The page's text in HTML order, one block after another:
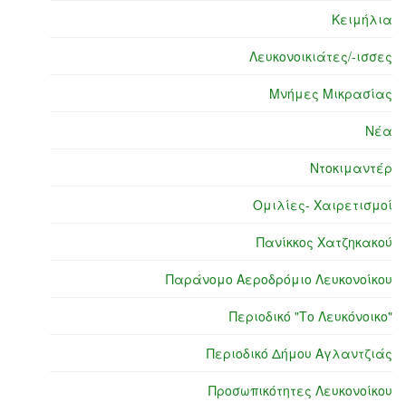
Κειμήλια
Λευκονοικιάτες/-ισσες
Μνήμες Μικρασίας
Νέα
Ντοκιμαντέρ
Ομιλίες- Χαιρετισμοί
Πανίκκος Χατζηκακού
Παράνομο Αεροδρόμιο Λευκονοίκου
Περιοδικό "Το Λευκόνοικο"
Περιοδικό Δήμου Αγλαντζιάς
Προσωπικότητες Λευκονοίκου